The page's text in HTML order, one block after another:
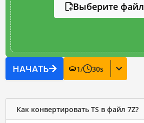
Выберите файл
НАЧАТЬ 1/ 30s
Как конвертировать TS в файл 7Z?